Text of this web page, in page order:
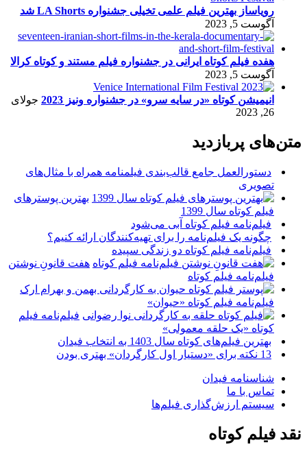
رویاساز بهترین فیلم علمی تخیلی جشنواره LA Shorts شد
آگوست 5, 2023
هفده فیلم کوتاه ایرانی در جشنواره فیلم مستند و کوتاه کرالا
آگوست 5, 2023
انیمیشن کوتاه «در سایه سرو» در جشنواره ونیز 2023
جولای
26, 2023
متن‌های پربازدید
دستورالعمل جامع قالب‌بندی فیلمنامه همراه با مثال‌های
تصویری
بهترین پوسترهای
فیلم کوتاه سال 1399
فیلم‌نامه فیلم کوتاه آبی می‌شود
چگونه یک فیلم‌نامه را برای تهیه‌کنندگان ارائه کنیم؟
فیلم‌نامه فیلم کوتاه دو زندگی سپیده
هفت قانونِ نوشتن
فیلم‌نامه فیلم کوتاه
فیلم‌نامه فیلم کوتاه «حیوان»
فیلم‌نامه فیلم
کوتاه «یک حلقه معمولی»
بهترین فیلم‌های کوتاه سال 1403 به انتخاب فیدان
13 نکته برای «دستیار اول کارگردان» بهتری بودن
شناسنامه فیدان
تماس با ما
سیستم ارزش‌گذاری فیلم‌ها
نقد فیلم کوتاه